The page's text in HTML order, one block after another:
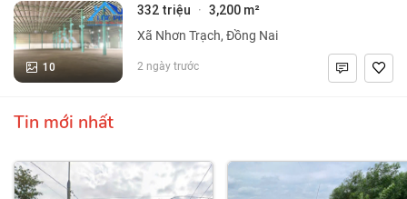
10
332 triệu · 3,200 m²
Xã Nhơn Trạch, Đồng Nai
2 ngày trước
Tin mới nhất